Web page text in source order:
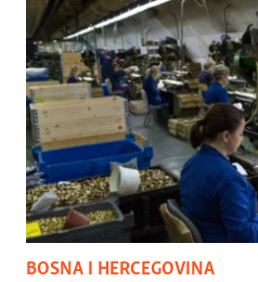
BOSNA I HERCEGOVINA